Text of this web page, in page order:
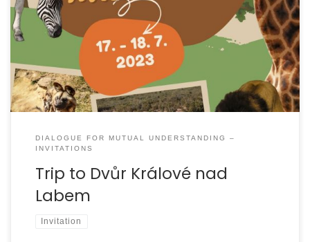
DIALOGUE FOR MUTUAL UNDERSTANDING –
INVITATIONS
Trip to Dvůr Králové nad
Labem
Invitation